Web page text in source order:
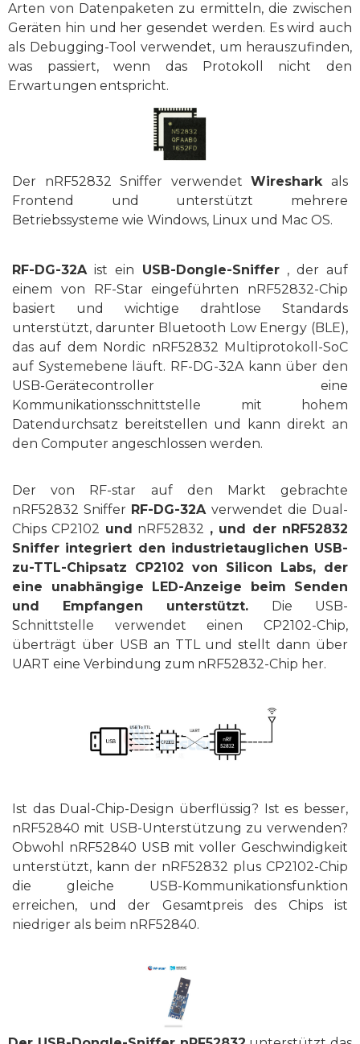
Arten von Datenpaketen zu ermitteln, die zwischen
Geräten hin und her gesendet werden. Es wird auch
als Debugging-Tool verwendet, um herauszufinden,
was passiert, wenn das Protokoll nicht den
Erwartungen entspricht.
Der nRF52832 Sniffer verwendetWireshark als
Frontend und unterstützt mehrere
Betriebssysteme wie Windows, Linux und Mac OS.
RF-DG-32A ist ein USB-Dongle-Sniffer, der auf
einem von RF-Star eingeführten nRF52832-Chip
basiert und wichtige drahtlose Standards
unterstützt, darunter Bluetooth Low Energy (BLE),
das auf dem Nordic nRF52832 Multiprotokoll-SoC
auf Systemebene läuft. RF-DG-32A kann über den
USB-Gerätecontroller eine
Kommunikationsschnittstelle mit hohem
Datendurchsatz bereitstellen und kann direkt an
den Computer angeschlossen werden.
Dervon RF-star auf den Markt gebrachte
nRF52832 Sniffer RF-DG-32A verwendet die Dual-
Chips CP2102 und nRF52832 , und der nRF52832
Sniffer integriert den industrietauglichen USB-
zu-TTL-Chipsatz CP2102 von Silicon Labs, der
eine unabhängige LED-Anzeige beim Senden
und Empfangen unterstützt. Die USB-
Schnittstelle verwendet einen CP2102-Chip,
überträgt über USB an TTL und stellt dann über
UART eine Verbindung zum nRF52832-Chip her.
Ist das Dual-Chip-Design überflüssig? Ist es besser,
nRF52840 mit USB-Unterstützung zu verwenden?
Obwohl nRF52840 USB mit voller Geschwindigkeit
unterstützt, kann der nRF52832 plus CP2102-Chip
die gleiche USB-Kommunikationsfunktion
erreichen, und der Gesamtpreis des Chips ist
niedriger als beim nRF52840.